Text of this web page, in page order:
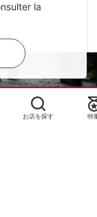
お店を探す 特
la